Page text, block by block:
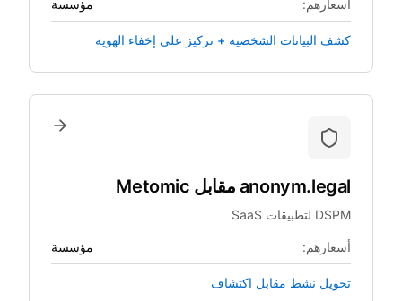
أسعارهم: مؤسسة
كشف البيانات الشخصية + تركيز على إخفاء الهوية
anonym.legal مقابل Metomic
DSPM لتطبيقات SaaS
أسعارهم: مؤسسة
تحويل نشط مقابل اكتشاف